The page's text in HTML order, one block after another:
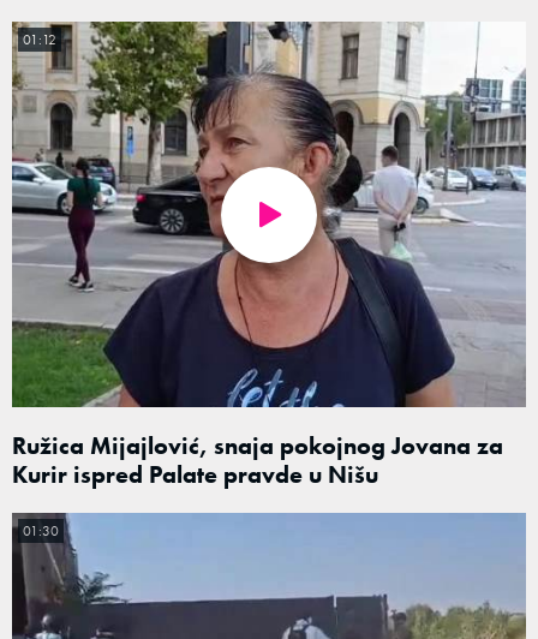
Ružica Mijajlović, snaja pokojnog Jovana za
Kurir ispred Palate pravde u Nišu
01:12
01:30